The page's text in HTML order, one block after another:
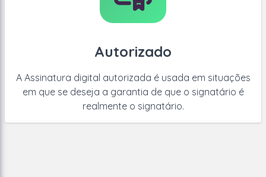
Autorizado
A Assinatura digital autorizada é usada em situações
em que se deseja a garantia de que o signatário é
realmente o signatário.